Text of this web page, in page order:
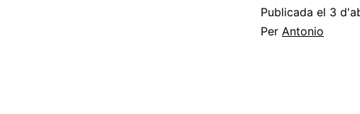
Publicada el 3
Per Antonio